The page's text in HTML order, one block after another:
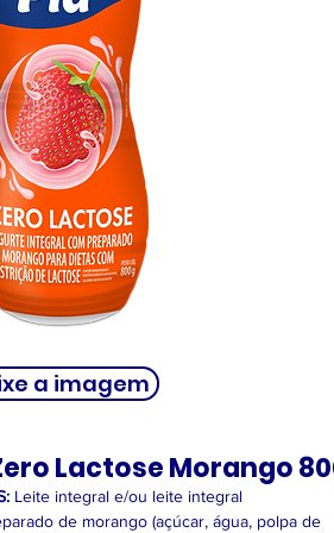
Lactose Morango
Leite integral e/ou leite integral
de morango (açúcar, água, polpa de
a imagem